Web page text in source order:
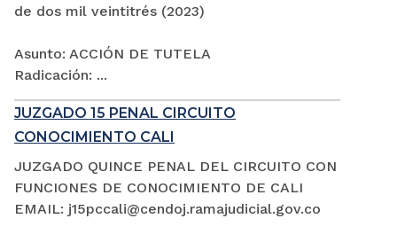
de dos mil veintitrés (2023)
Asunto: ACCIÓN DE TUTELA
Radicación: ...
JUZGADO 15 PENAL CIRCUITO
CONOCIMIENTO CALI
JUZGADO QUINCE PENAL DEL CIRCUITO CON
FUNCIONES DE CONOCIMIENTO DE CALI
EMAIL: j15pccali@cendoj.ramajudicial.gov.co